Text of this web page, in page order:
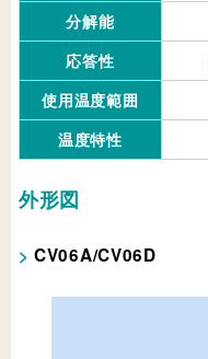
分解能
応答性
使用温度範囲
温度特性
外形図
CV06A/CV06D